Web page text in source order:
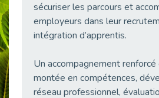
Publié le 12/05/2026
Publié le 04/05/2026
sécuriser les parcours et
employeurs dans leur
intégration d’apprentis.
Un accompagnement
montée en compétences,
réseau professionnel,